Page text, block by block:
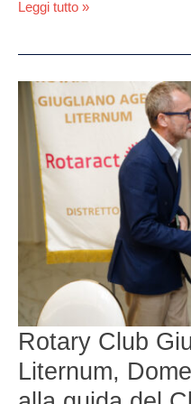
Leggi tutto »
Rotary Club
Liternum,
Rotary
Club
Giugliano
Ager
Liternum,
Domenica
Camerlingo
guida